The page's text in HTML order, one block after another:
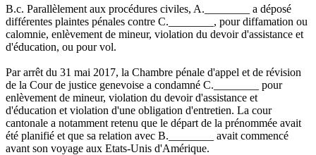
B.c. Parallèlement aux procédures civiles, A.________ a déposé
différentes plaintes pénales contre C.________, pour diffamation ou
calomnie, enlèvement de mineur, violation du devoir d'assistance et
d'éducation, ou pour vol.
Par arrêt du 31 mai 2017, la Chambre pénale d'appel et de révision
de la Cour de justice genevoise a condamné C.________ pour
enlèvement de mineur, violation du devoir d'assistance et
d'éducation et violation d'une obligation d'entretien. La cour
cantonale a notamment retenu que le départ de la prénommée avait
été planifié et que sa relation avec B.________ avait commencé
avant son voyage aux Etats-Unis d'Amérique.